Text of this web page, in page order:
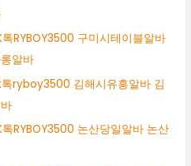
RYBOY3500 구미시테이블알바
알바
ryboy3500 김해시유흥알바 김
RYBOY3500 논산당일알바 논산